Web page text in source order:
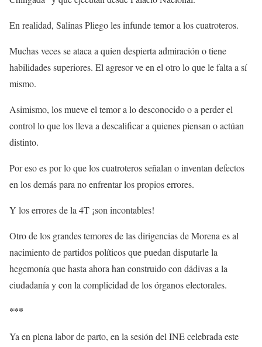
En realidad, Salinas Pliego les infunde temor a los cuatroteros.
Muchas veces se ataca a quien despierta admiración o tiene
habilidades superiores. El agresor ve en el otro lo que le falta a sí
mismo.
Asimismo, los mueve el temor a lo desconocido o a perder el
control lo que los lleva a descalificar a quienes piensan o actúan
distinto.
Por eso es por lo que los cuatroteros señalan o inventan defectos
en los demás para no enfrentar los propios errores.
Y los errores de la 4T ¡son incontables!
Otro de los grandes temores de las dirigencias de Morena es al
nacimiento de partidos políticos que puedan disputarle la
hegemonía que hasta ahora han construido con dádivas a la
ciudadanía y con la complicidad de los órganos electorales.
***
Ya en plena labor de parto, en la sesión del INE celebrada este